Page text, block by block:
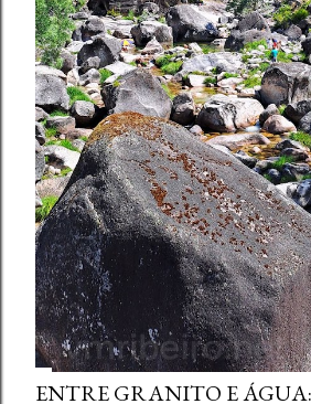
ENTRE GRANITO E